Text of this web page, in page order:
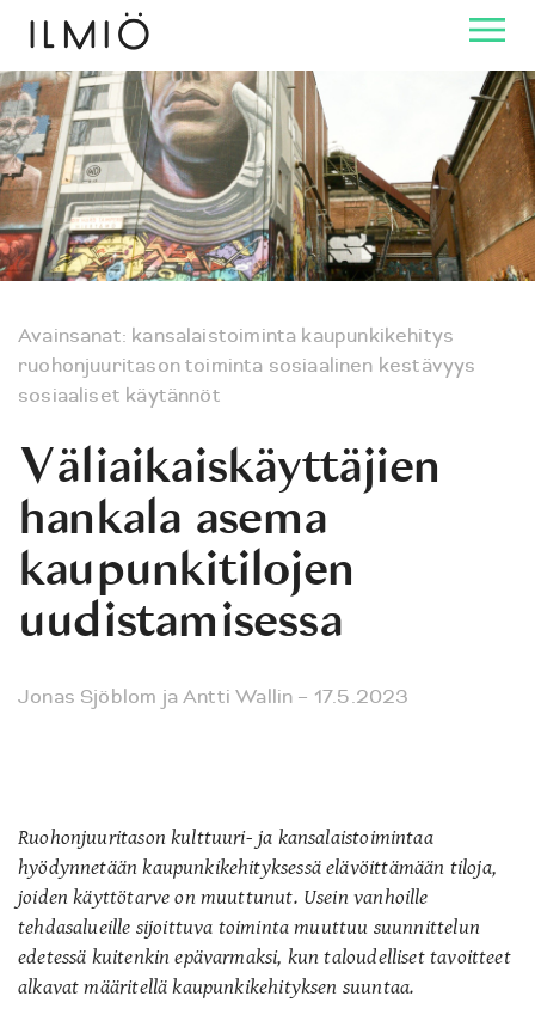
Avainsanat: kansalaistoiminta kaupunkikehitys
ruohonjuuritason toiminta sosiaalinen kestävyys
sosiaaliset käytännöt
Väliaikaiskäyttäjien
hankala asema
kaupunkitilojen
uudistamisessa
Jonas Sjöblom jaAntti Wallin – 17.5.2023
Ruohonjuuritason kulttuuri- ja kansalaistoimintaa
hyödynnetään kaupunkikehityksessä elävöittämään tiloja,
joiden käyttötarve on muuttunut. Usein vanhoille
tehdasalueille sijoittuva toiminta muuttuu suunnittelun
edetessä kuitenkin epävarmaksi, kun taloudelliset tavoitteet
alkavat määritellä kaupunkikehityksen suuntaa.